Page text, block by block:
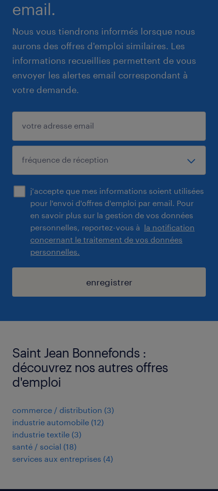
email.
Nous vous tiendrons informés lorsque nous
aurons des offres d'emploi similaires. Les
informations recueillies permettent de vous
envoyer les alertes email correspondant à
votre demande.
j'accepte que mes informations soient utilisées
pour l'envoi d'offres d'emploi par email. Pour
en savoir plus sur la gestion de vos données
personnelles, reportez-vous à la notification
concernant le traitement de vos données
personnelles.
enregistrer
Saint Jean Bonnefonds :
découvrez nos autres offres
d'emploi
commerce / distribution (3)
industrie automobile (12)
industrie textile (3)
santé / social (18)
services aux entreprises (4)